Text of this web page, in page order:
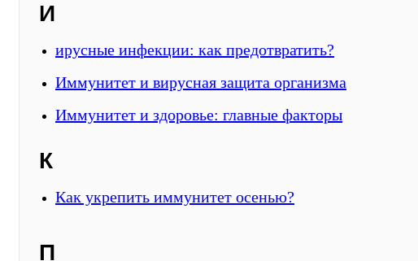
И
ирусные инфекции: как предотвратить?
Иммунитет и вирусная защита организма
Иммунитет и здоровье: главные факторы
К
Как укрепить иммунитет осенью?
П